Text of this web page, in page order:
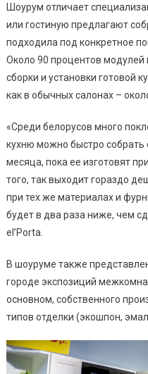
Шоурум отличает
или гостиную предлагают
подходила под конкретное
Около 90 процентов модулей
сборки и установки готовой
как в обычных салонах –
«Среди белорусов много
кухню можно быстро
месяца, пока ее изготовят
того, так выходит гораздо
при тех же материалах и
будет в два раза ниже, чем
el’Porta.
В шоуруме также
городе экспозиций
основном, собственного
типов отделки (экошпон,